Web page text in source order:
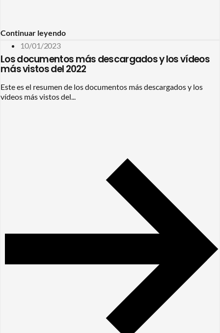
Continuar leyendo
10/01/2023
Los documentos más descargados y los vídeos
más vistos del 2022
Este es el resumen de los documentos más descargados y los
vídeos más vistos del...